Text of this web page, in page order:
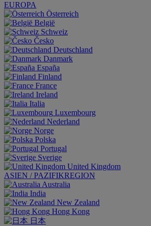
EUROPA
Österreich
België
Schweiz
Česko
Deutschland
Danmark
España
Finland
France
Ireland
Italia
Luxembourg
Nederland
Norge
Polska
Portugal
Sverige
United Kingdom
ASIEN / PAZIFIKREGION
Australia
India
New Zealand
Hong Kong
日本